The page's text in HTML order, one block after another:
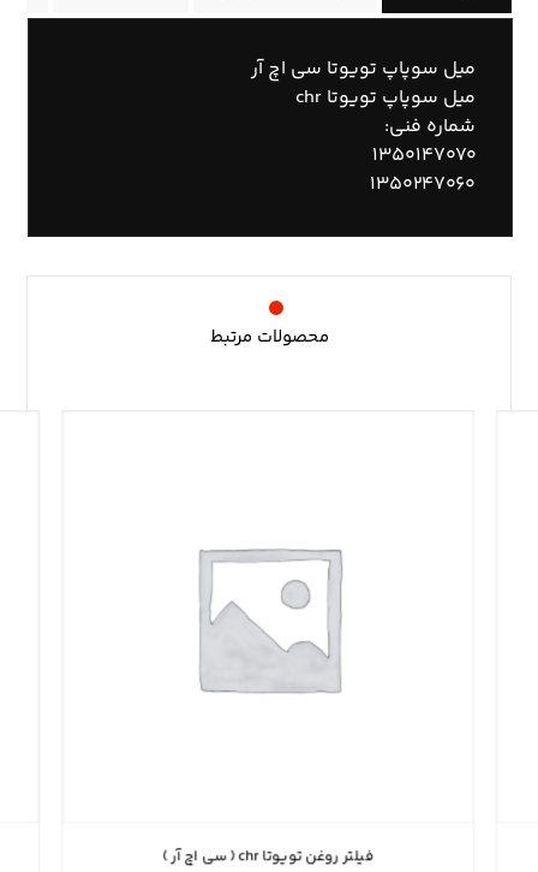
میل سوپاپ تویوتا سی اچ آر
میل سوپاپ تویوتا chr
شماره فنی:
۱۳۵۰۱۴۷۰۷۰
۱۳۵۰۲۴۷۰۶۰
محصولات مرتبط
فیلتر روغن تویوتا chr ( سی اچ آر )